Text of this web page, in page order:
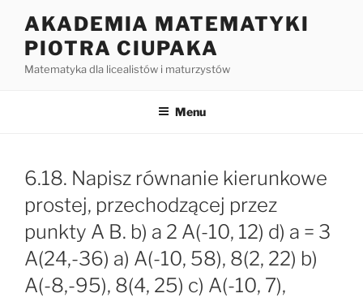
treści
AKADEMIA MATEMATYKI
PIOTRA CIUPAKA
Matematyka dla licealistów i maturzystów
Menu
6.18. Napisz równanie kierunkowe
prostej, przechodzącej przez
punkty A B. b) a 2 A(-10, 12) d) a = 3
A(24,-36) a) A(-10, 58), 8(2, 22) b)
A(-8,-95), 8(4, 25) c) A(-10, 7),